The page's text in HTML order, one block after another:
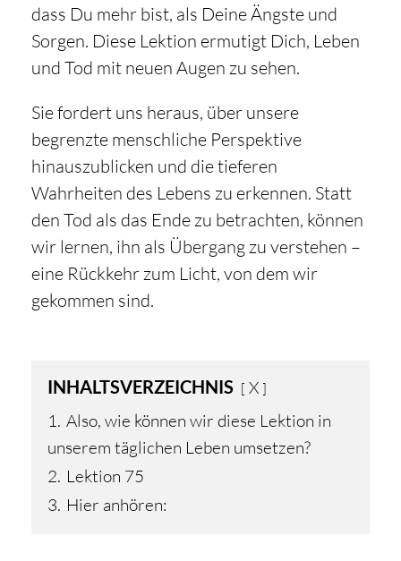
dass Du mehr bist, als Deine Ängste und
Sorgen. Diese Lektion ermutigt Dich, Leben
und Tod mit neuen Augen zu sehen.
Sie fordert uns heraus, über unsere
begrenzte menschliche Perspektive
hinauszublicken und die tieferen
Wahrheiten des Lebens zu erkennen. Statt
den Tod als das Ende zu betrachten, können
wir lernen, ihn als Übergang zu verstehen –
eine Rückkehr zum Licht, von dem wir
gekommen sind.
INHALTSVERZEICHNIS
X
1. Also, wie können wir diese Lektion in
unserem täglichen Leben umsetzen?
2. Lektion 75
3. Hier anhören: